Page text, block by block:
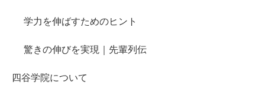
学力を伸ばすためのヒント
驚きの伸びを実現｜先輩列伝
四谷学院について